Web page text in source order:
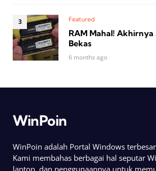
Featured
RAM Mahal! Akhirnya
Bekas
6 months ago
WinPoin
WinPoin adalah Portal Windows
Kami membahas berbagai hal seputar
laptop, dan penggunaannya untuk